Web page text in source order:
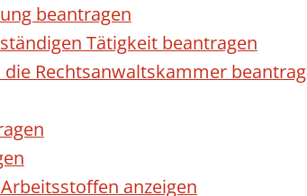
beantragen
Tätigkeit beantragen
Rechtsanwaltskammer
anzeigen